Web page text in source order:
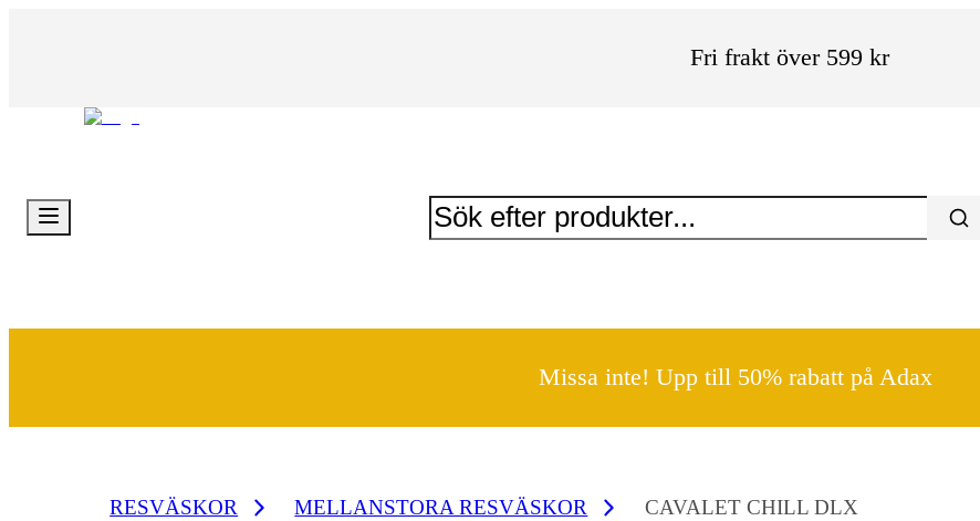
Fri frakt över 599 kr
Missa inte! Upp till 50% rabatt på Adax
RESVÄSKOR MELLANSTORA RESVÄSKOR CAVALET CHILL DLX